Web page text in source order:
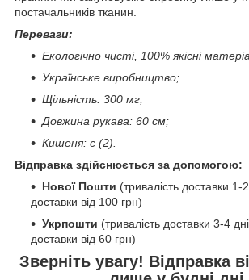
постачальників тканин.
Переваги:
Екологічно чисті, 100% якісні
Українське виробництво;
Щільність: 300 мг;
Довжина рукава: 60 см;
Кишеня: є (2).
Відправка здійснюється за допомогою:
Нової Пошти (тривалість доставки 1-
доставки від 100 грн)
Укрпошти (тривалість доставки 3-4
доставки від 60 грн)
Зверніть увагу! Відправка